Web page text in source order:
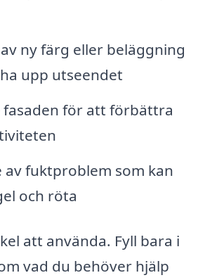
ny färg eller beläggning
upp utseendet
fasaden för att förbättra
fuktproblem som kan
och röta
att använda. Fyll bara i
vad du behöver hjälp